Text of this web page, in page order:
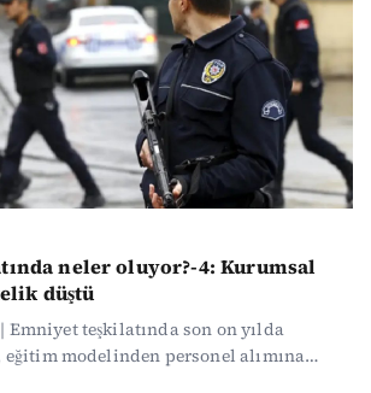
randevu ve özel ayrıcalıklı
gibi sunulduğunu, kişisel
ciddi açıklar bulunduğunu ve rüşvet
ülkeye yayıldığını ortaya çıkardı.
neler oluyor?-4: Kurumsal
düştü
Emniyet teşkilatında son on yılda
eğitim modelinden personel alımına